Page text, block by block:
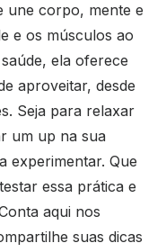
une corpo, mente e
e os músculos ao
ela oferece
aproveitar, desde
Seja para relaxar
um up na sua
experimentar. Que
essa prática e
aqui nos
suas dicas